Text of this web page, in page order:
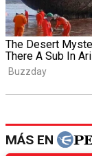
MÁS EN